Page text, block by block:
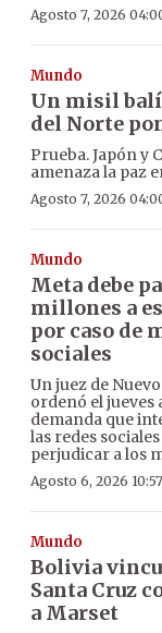
Agosto 7, 2026
Mundo
Un misil
del Norte
Prueba. Japón y
amenaza la paz
Agosto 7, 2026
Mundo
Meta debe
millones a
por caso de
sociales
Un juez de
ordenó el jueves
demanda que
las redes
perjudicar a los
Agosto 6, 2026
Mundo
Bolivia
Santa Cruz
a Marset